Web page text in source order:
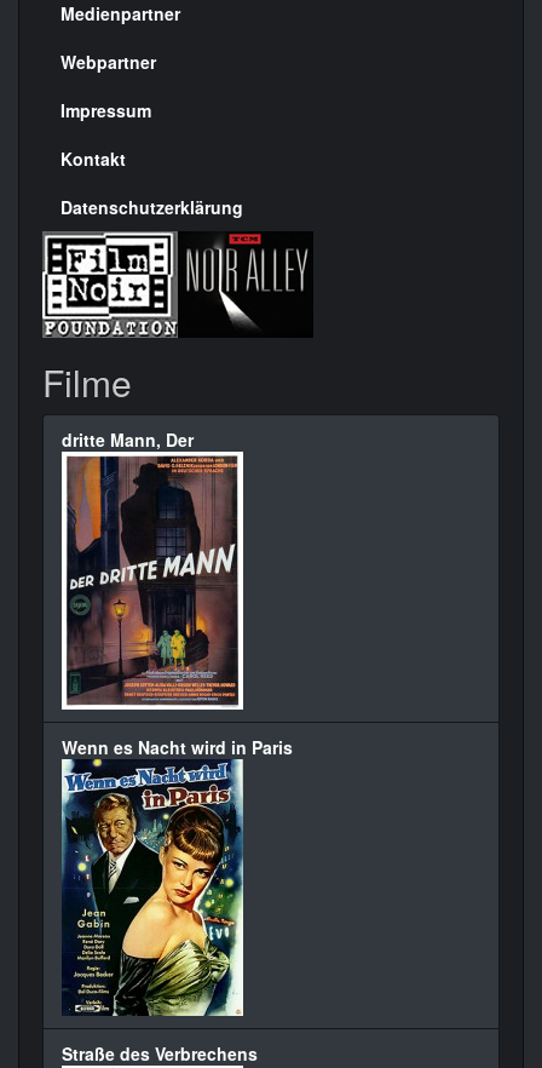
Menülinks
rechte
Seite
Medienpartner
Webpartner
Impressum
Kontakt
Datenschutzerklärung
Filme
dritte Mann, Der
Wenn es Nacht wird in Paris
Straße des Verbrechens